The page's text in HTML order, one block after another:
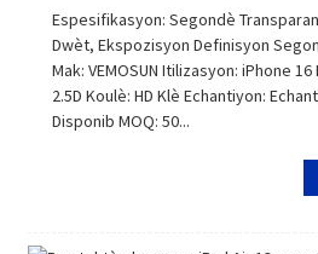
Espesifikasyon: Segondè
Dwèt, Ekspozisyon Definisyon
Mak: VEMOSUN Itilizasyon: iPhone
2.5D Koulè: HD Klè Echantiyon:
Disponib MOQ: 50...